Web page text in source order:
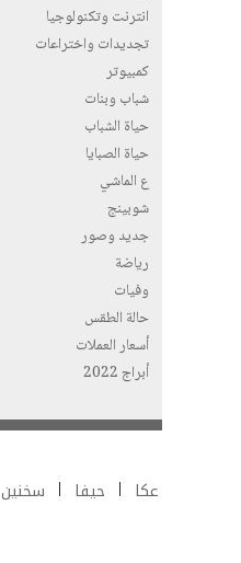
انترنت وتكنولوجيا
تجديدات واختراعات
كمبيوتر
شباب وبنات
حياة الشباب
حياة الصبايا
ع الماشي
شوبينج
جديد وصور
رياضة
وفيات
حالة الطقس
أسعار العملات
أبراج 2022
عكا
حيفا سخنين